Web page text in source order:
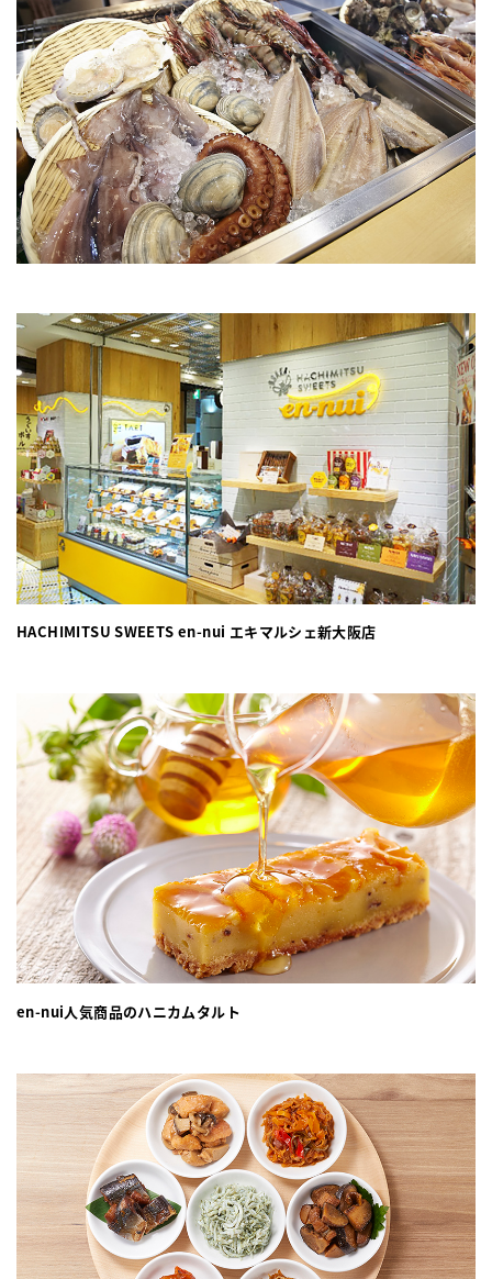
HACHIMITSU SWEETS en-nui エキマルシェ新大阪店
en-nui人気商品のハニカムタルト